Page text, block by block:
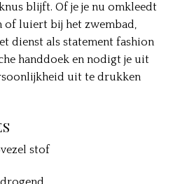
blijft. Of je je nu omkleedt
of luiert bij het zwembad,
dienst als statement fashion
handdoek en nodigt je uit
uit te drukken
stof